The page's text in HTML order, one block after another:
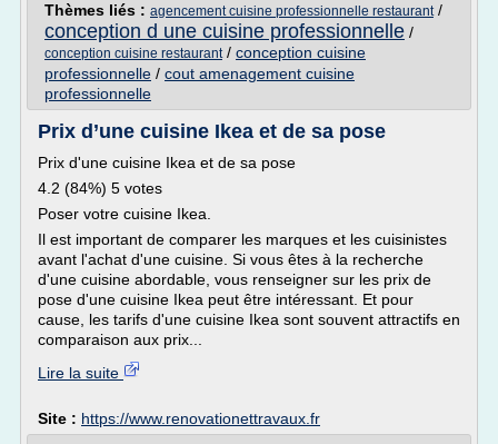
Thèmes liés : agencement cuisine professionnelle restaurant/
conception d une cuisine professionnelle /
conception cuisine restaurant/ conception cuisine
professionnelle / cout amenagement cuisine
professionnelle
Prix d’une cuisine Ikea et de sa pose
Prix d'une cuisine Ikea et de sa pose
4.2 (84%) 5 votes
Poser votre cuisine Ikea.
Il est important de comparer les marques et les cuisinistes
avant l'achat d'une cuisine. Si vous êtes à la recherche
d'une cuisine abordable, vous renseigner sur les prix de
pose d'une cuisine Ikea peut être intéressant. Et pour
cause, les tarifs d'une cuisine Ikea sont souvent attractifs en
comparaison aux prix...
Lire la suite
Site : https://www.renovationettravaux.fr